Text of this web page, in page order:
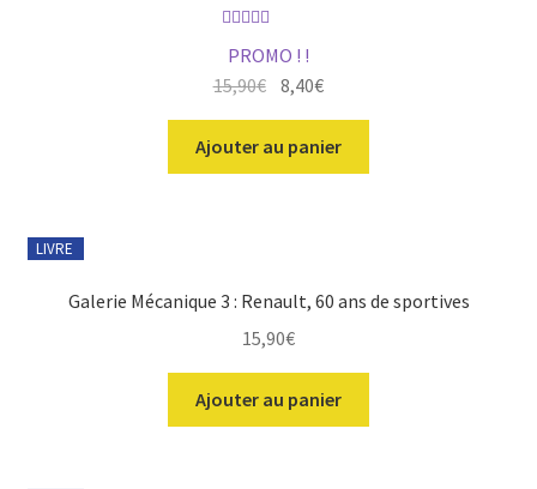
PROMO ! !
15,90€ Le
prix
initial
était :
8,40€Le
prix
actuel
est :
Ajouter au panier
LIVRE
Galerie Mécanique 3 : Renault, 60 ans de sportives
15,90€
Ajouter au panier